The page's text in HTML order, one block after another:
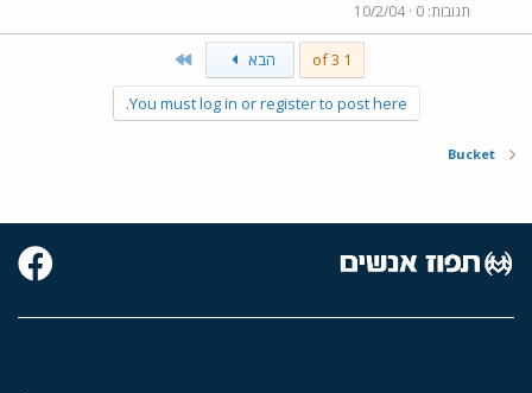
תגובות 0
10/2/04
1 of 3 הבא
You must log in or register to post here.
Bucket